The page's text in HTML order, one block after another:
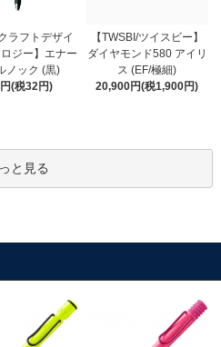
ラフトデザイ
ジー】エナー
ノック (黒)
(税32円)
【TWSBI/ツイスビー】
ダイヤモンド580 アイリ
ス (EF/極細)
20,900円(税1,900円)
と見る